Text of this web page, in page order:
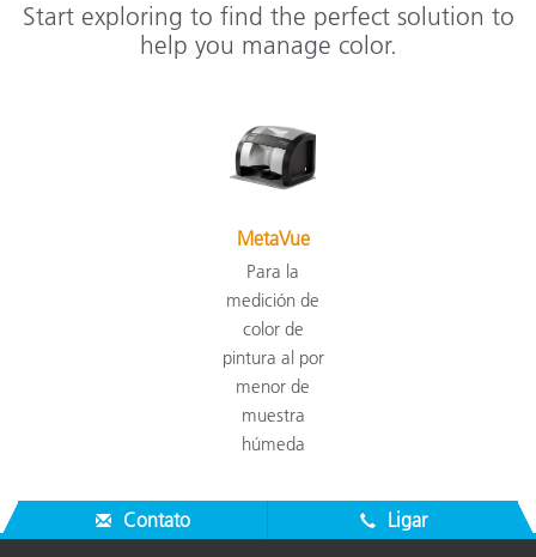
Start exploring to find the perfect solution to
help you manage color.
MetaVue
Para la
medición de
color de
pintura al por
menor de
muestra
húmeda
Contato Ligar